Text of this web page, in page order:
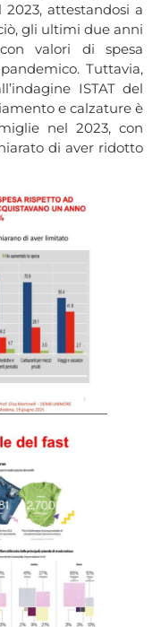
attestandosi a
gli ultimi due anni
valori di spesa
Tuttavia,
ISTAT del
e calzature è
nel 2023, con
di aver ridotto